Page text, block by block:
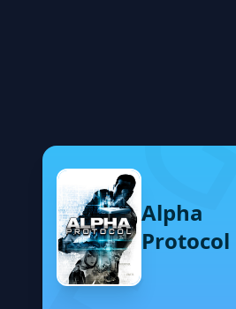
Alpha
Protocol